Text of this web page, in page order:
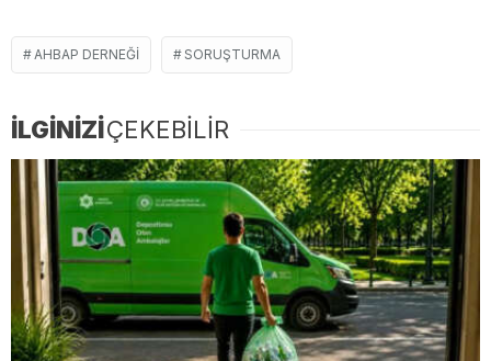
AHBAP DERNEĞI SORUŞTURMA
İLGİNİZİÇEKEBİLİR